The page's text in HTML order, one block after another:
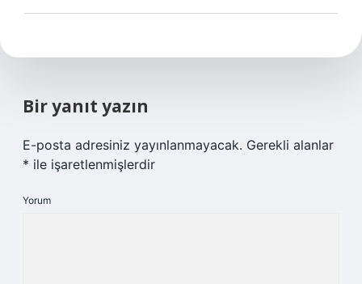
Bir yanıt yazın
E-posta adresiniz yayınlanmayacak. Gerekli alanlar
* ile işaretlenmişlerdir
Yorum